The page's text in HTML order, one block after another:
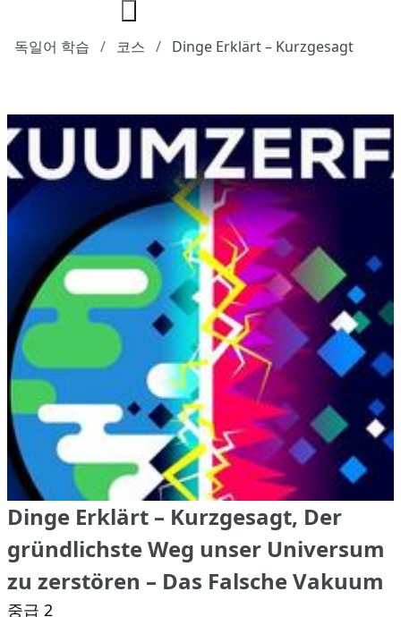
독일어 학습 코스 Dinge Erklärt – Kurzgesagt
Dinge Erklärt – Kurzgesagt, Der
gründlichste Weg unser Universum
zu zerstören – Das Falsche Vakuum
중급 2